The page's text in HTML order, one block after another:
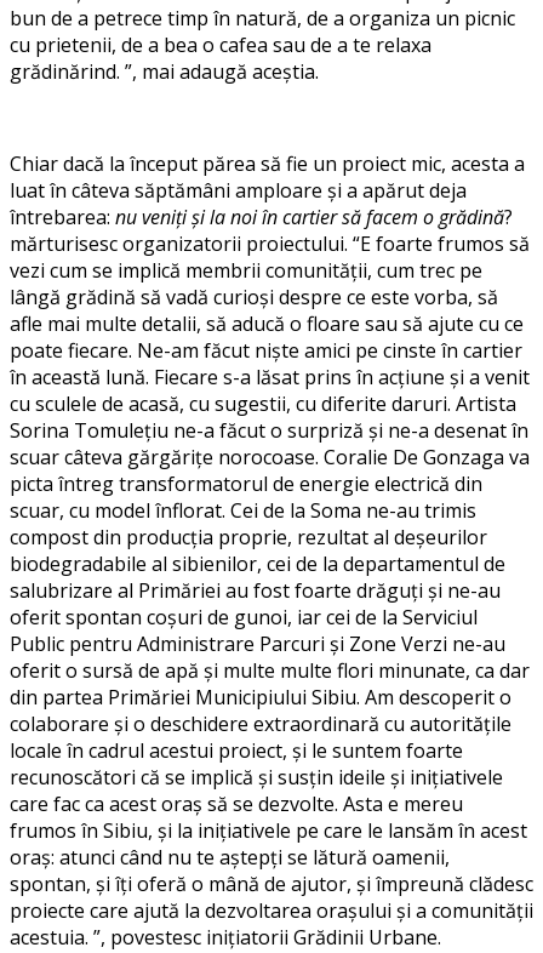
bun de a petrece timp în natură, de a organiza un picnic
cu prietenii, de a bea o cafea sau de a te relaxa
grădinărind. ”, mai adaugă aceștia.
Chiar dacă la început părea să fie un proiect mic, acesta a
luat în câteva săptămâni amploare și a apărut deja
întrebarea: nu veniți și la noi în cartier să facem o grădină?
mărturisesc organizatorii proiectului. “E foarte frumos să
vezi cum se implică membrii comunității, cum trec pe
lângă grădină să vadă curioși despre ce este vorba, să
afle mai multe detalii, să aducă o floare sau să ajute cu ce
poate fiecare. Ne-am făcut niște amici pe cinste în cartier
în această lună. Fiecare s-a lăsat prins în acțiune și a venit
cu sculele de acasă, cu sugestii, cu diferite daruri. Artista
Sorina Tomulețiu ne-a făcut o surpriză și ne-a desenat în
scuar câteva gărgărițe norocoase. Coralie De Gonzaga va
picta întreg transformatorul de energie electrică din
scuar, cu model înflorat. Cei de la Soma ne-au trimis
compost din producția proprie, rezultat al deșeurilor
biodegradabile al sibienilor, cei de la departamentul de
salubrizare al Primăriei au fost foarte drăguți și ne-au
oferit spontan coșuri de gunoi, iar cei de la Serviciul
Public pentru Administrare Parcuri și Zone Verzi ne-au
oferit o sursă de apă și multe multe flori minunate, ca dar
din partea Primăriei Municipiului Sibiu. Am descoperit o
colaborare și o deschidere extraordinară cu autoritățile
locale în cadrul acestui proiect, și le suntem foarte
recunoscători că se implică și susțin ideile și inițiativele
care fac ca acest oraș să se dezvolte. Asta e mereu
frumos în Sibiu, și la inițiativele pe care le lansăm în acest
oraș: atunci când nu te aștepți se lătură oamenii,
spontan, și îți oferă o mână de ajutor, și împreună clădesc
proiecte care ajută la dezvoltarea orașului și a comunității
acestuia. ”, povestesc inițiatorii Grădinii Urbane.